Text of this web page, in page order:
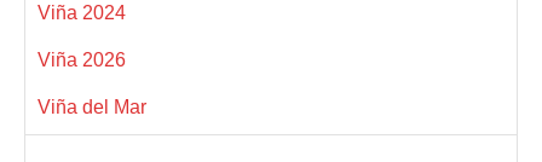
Viña 2024
Viña 2026
Viña del Mar